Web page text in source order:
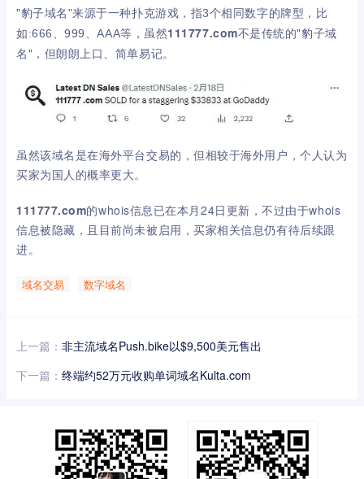
"豹子域名"来源于一种扑克游戏，指3个相同数字的牌型，比
如:666、999、AAA等，虽然111777.com不是传统的"豹子域
名"，但朗朗上口、简单易记。
虽然该域名是在海外平台交易的，但相较于海外用户，个人认为
买家为国人的概率更大。
111777.com的whois信息已在本月24日更新，不过由于whois
信息被隐藏，且目前尚未被启用，买家相关信息仍有待后续跟
进。
域名交易 数字域名
上一篇： 非主流域名Push.bike以$9,500美元售出
下一篇： 终端约52万元收购单词域名Kulta.com